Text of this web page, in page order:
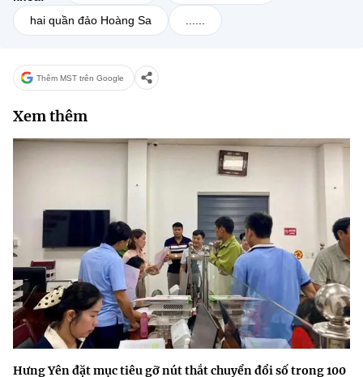
hai quần đảo Hoàng Sa
Thêm MST trên Google
Xem thêm
Hưng Yên đặt mục tiêu gỡ nút thắt chuyển đổi số trong 100